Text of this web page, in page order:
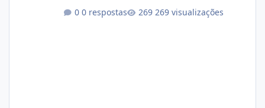
autorizado a usasr o isistem:
0 respostas 269 visualizações